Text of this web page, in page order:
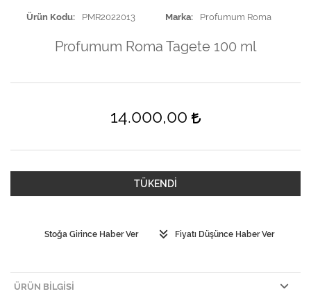
Ürün Kodu PMR2022013 Marka Profumum Roma
Profumum Roma Tagete 100 ml
14.000,00
TÜKENDİ
Stoğa Girince Haber Ver Fiyatı Düşünce Haber Ver
ÜRÜN BILGISI